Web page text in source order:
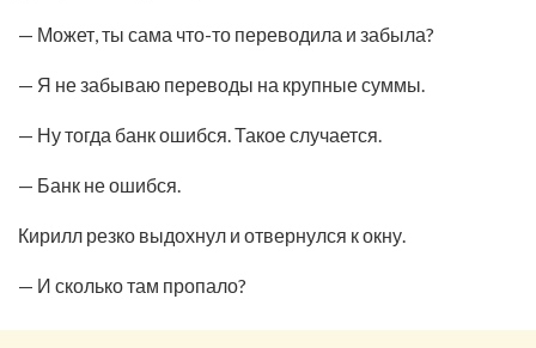
— Может, ты сама что-то переводила и забыла?
— Я не забываю переводы на крупные суммы.
— Ну тогда банк ошибся. Такое случается.
— Банк не ошибся.
Кирилл резко выдохнул и отвернулся к окну.
— И сколько там пропало?